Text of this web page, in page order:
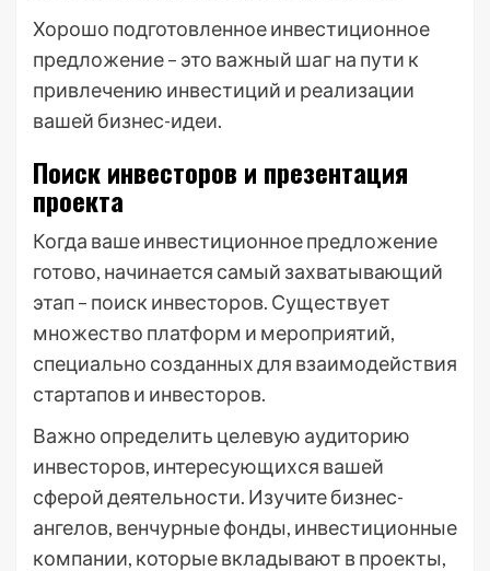
Хорошо подготовленное инвестиционное
предложение – это важный шаг на пути к
привлечению инвестиций и реализации
вашей бизнес-идеи.
Поиск инвесторов и презентация
проекта
Когда ваше инвестиционное предложение
готово, начинается самый захватывающий
этап – поиск инвесторов. Существует
множество платформ и мероприятий,
специально созданных для взаимодействия
стартапов и инвесторов.
Важно определить целевую аудиторию
инвесторов, интересующихся вашей
сферой деятельности. Изучите бизнес-
ангелов, венчурные фонды, инвестиционные
компании, которые вкладывают в проекты,